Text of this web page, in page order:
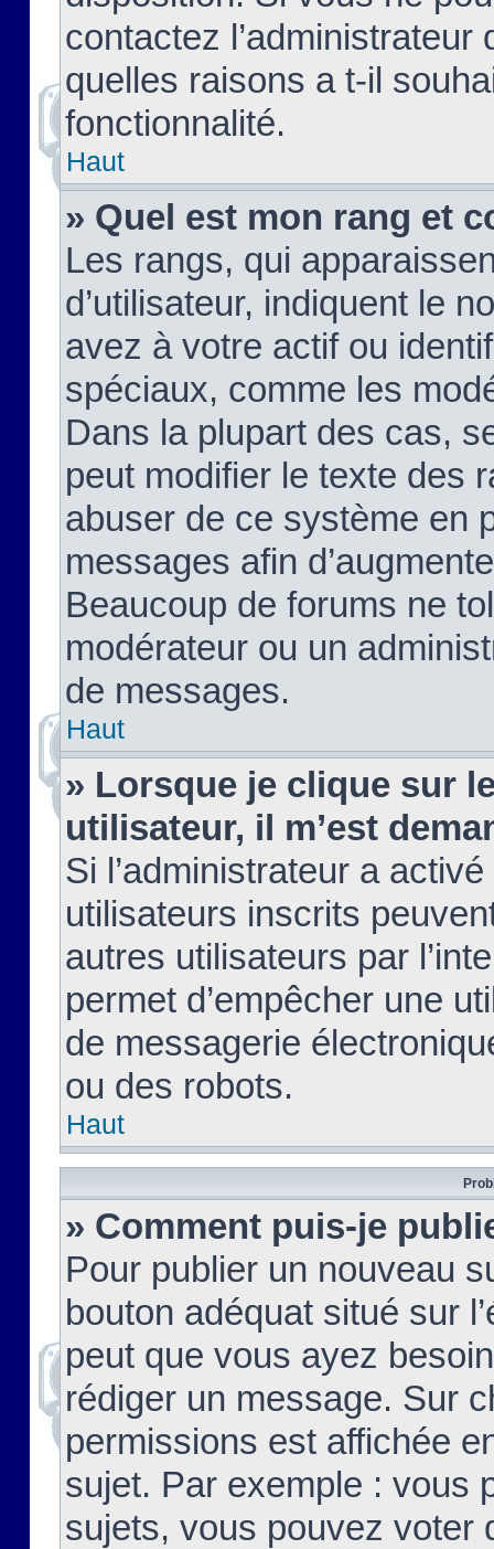
contactez
quelles raisons a t-il
fonctionnalité.
Haut
» Quel est mon rang et
Les rangs, qui
d’utilisateur, indiquent le
avez à votre actif ou
spéciaux, comme les
Dans la plupart des cas,
peut modifier le texte des
abuser de ce système en
messages afin
Beaucoup de forums ne
modérateur ou un
de messages.
Haut
» Lorsque je clique sur
utilisateur, il m’est
Si l’administrateur a
utilisateurs inscrits
autres utilisateurs par
permet d’empêcher une
de messagerie
ou des robots.
Haut
» Comment puis-je
Pour publier un nouveau
bouton adéquat situé sur
peut que vous ayez
rédiger un message. Sur
permissions est affichée
sujet. Par exemple : vous
sujets, vous pouvez voter